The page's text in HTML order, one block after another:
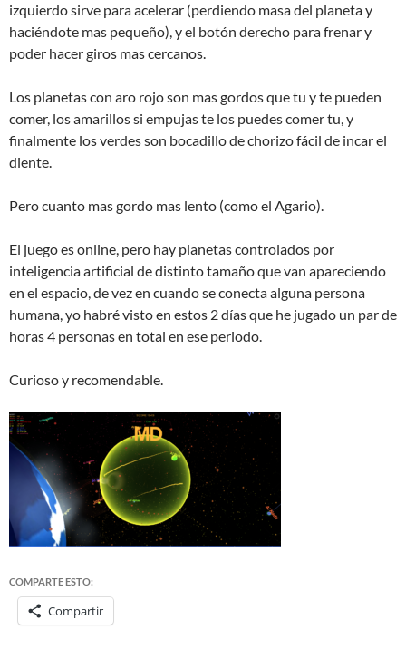
izquierdo sirve para acelerar (perdiendo masa del planeta y
haciéndote mas pequeño), y el botón derecho para frenar y
poder hacer giros mas cercanos.
Los planetas con aro rojo son mas gordos que tu y te pueden
comer, los amarillos si empujas te los puedes comer tu, y
finalmente los verdes son bocadillo de chorizo fácil de incar el
diente.
Pero cuanto mas gordo mas lento (como el Agario).
El juego es online, pero hay planetas controlados por
inteligencia artificial de distinto tamaño que van apareciendo
en el espacio, de vez en cuando se conecta alguna persona
humana, yo habré visto en estos 2 días que he jugado un par de
horas 4 personas en total en ese periodo.
Curioso y recomendable.
COMPARTE ESTO:
Compartir